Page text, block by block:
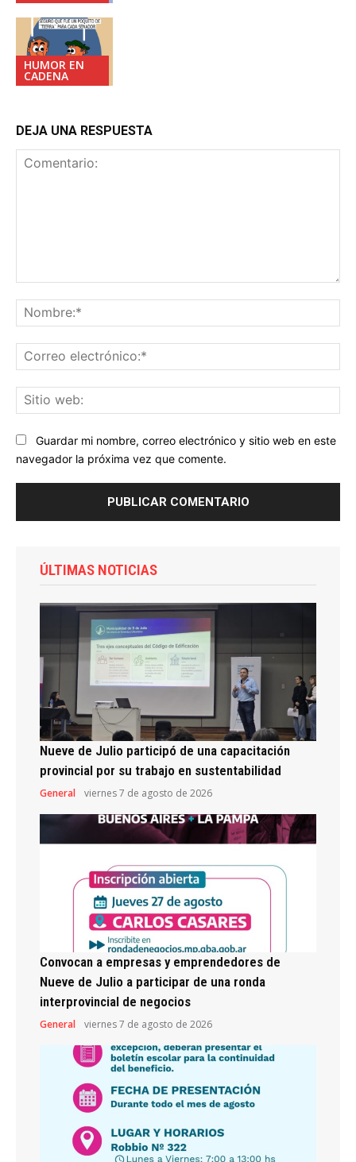
HUMOR EN
CADENA
DEJA UNA RESPUESTA
Guardar mi nombre, correo electrónico y sitio web en este
navegador la próxima vez que comente.
ÚLTIMAS NOTICIAS
Nueve de Julio participó de una capacitación
provincial por su trabajo en sustentabilidad
General viernes 7 de agosto de 2026
Convocan a empresas y emprendedores de
Nueve de Julio a participar de una ronda
interprovincial de negocios
General viernes 7 de agosto de 2026